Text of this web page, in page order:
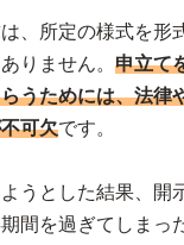
、所定の様式を形
りません。 申立て
うためには、法律
可欠です。
うとした結果、開
間を過ぎてしまっ